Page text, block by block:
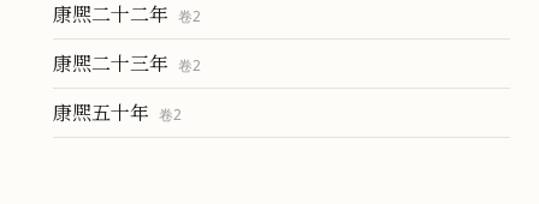
康熈二十二年 卷2
康熈二十三年 卷2
康熈五十年 卷2